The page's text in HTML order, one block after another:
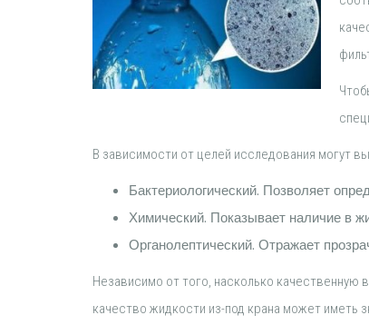
В зависимости от целей исследования могут
Бактериологический. Позволяет
Химический. Показывает наличие в
Органолептический. Отражает
Независимо от того, насколько качественную
качество жидкости из-под крана может иметь